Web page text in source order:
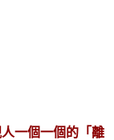
一個一個的「離